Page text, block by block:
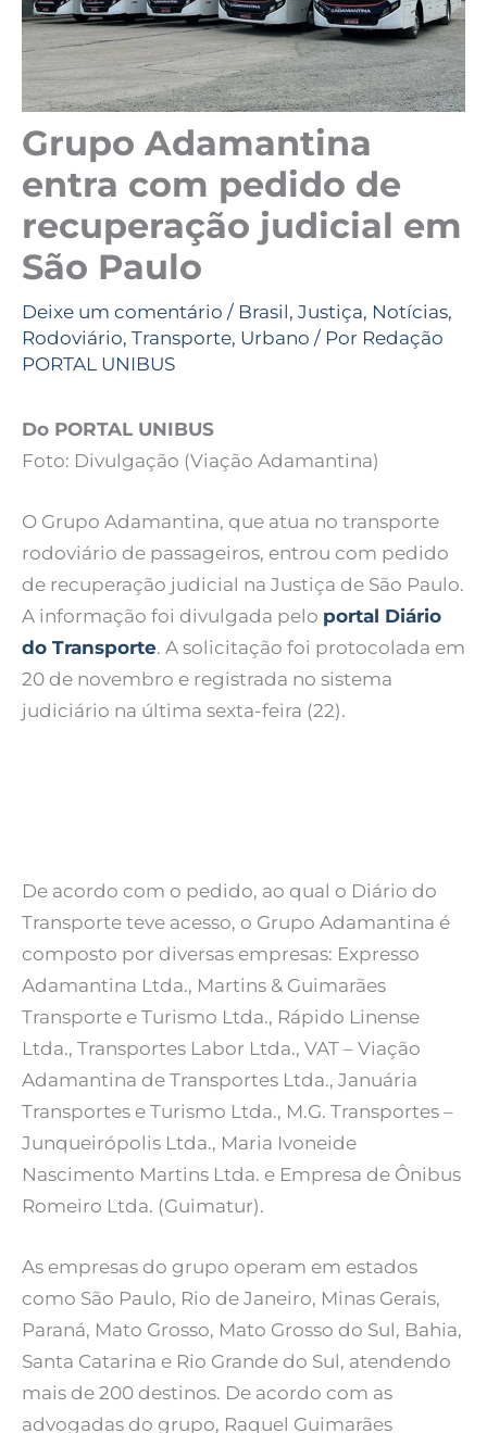
Grupo Adamantina
entra com pedido de
recuperação judicial em
São Paulo
Deixe um comentário / Brasil, Justiça, Notícias,
Rodoviário, Transporte, Urbano / Por Redação
PORTAL UNIBUS
Do PORTAL UNIBUS
Foto: Divulgação (Viação Adamantina)
O Grupo Adamantina, que atua no transporte
rodoviário de passageiros, entrou com pedido
de recuperação judicial na Justiça de São Paulo.
A informação foi divulgada pelo portal Diário
do Transporte. A solicitação foi protocolada em
20 de novembro e registrada no sistema
judiciário na última sexta-feira (22).
De acordo com o pedido, ao qual o Diário do
Transporte teve acesso, o Grupo Adamantina é
composto por diversas empresas: Expresso
Adamantina Ltda., Martins & Guimarães
Transporte e Turismo Ltda., Rápido Linense
Ltda., Transportes Labor Ltda., VAT – Viação
Adamantina de Transportes Ltda., Januária
Transportes e Turismo Ltda., M.G. Transportes –
Junqueirópolis Ltda., Maria Ivoneide
Nascimento Martins Ltda. e Empresa de Ônibus
Romeiro Ltda. (Guimatur).
As empresas do grupo operam em estados
como São Paulo, Rio de Janeiro, Minas Gerais,
Paraná, Mato Grosso, Mato Grosso do Sul, Bahia,
Santa Catarina e Rio Grande do Sul, atendendo
mais de 200 destinos. De acordo com as
advogadas do grupo, Raquel Guimarães